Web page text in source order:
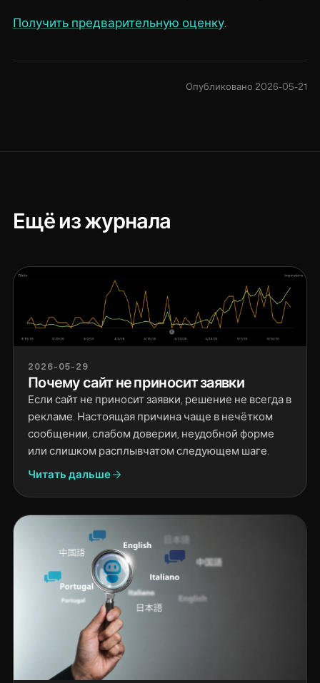
Получить предварительную оценку.
Опубликовано 2026-05-21
Ещё из журнала
2026-05-29
Почему сайт не приносит заявки
Если сайт не приносит заявки, решение не всегда в
рекламе. Настоящая причина чаще в нечётком
сообщении, слабом доверии, неудобной форме
или слишком расплывчатом следующем шаге.
Читать дальше